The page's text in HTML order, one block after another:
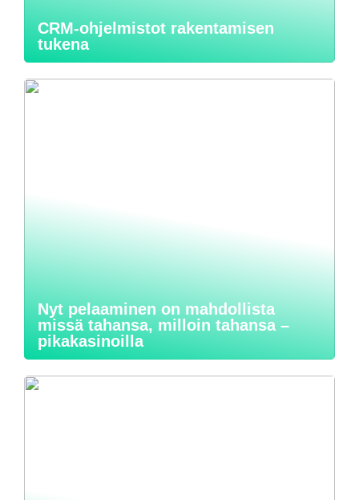
CRM-ohjelmistot rakentamisen
tukena
Nyt pelaaminen on mahdollista
missä tahansa, milloin tahansa –
pikakasinoilla